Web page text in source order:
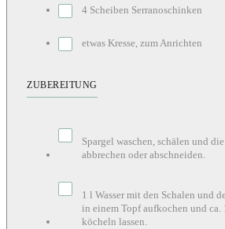
4 Scheiben Serranoschinken
etwas Kresse, zum Anrichten
ZUBEREITUNG
Spargel waschen, schälen und
abbrechen oder abschneiden.
1 l Wasser mit den Schalen und
in einem Topf aufkochen und
köcheln lassen.